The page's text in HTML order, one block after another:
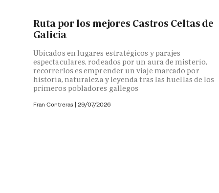
Ruta por los mejores Castros Celtas de
Galicia
Ubicados en lugares estratégicos y parajes
espectaculares, rodeados por un aura de misterio,
recorrerlos es emprender un viaje marcado por
historia, naturaleza y leyenda tras las huellas de los
primeros pobladores gallegos
Fran Contreras | 29/07/2026